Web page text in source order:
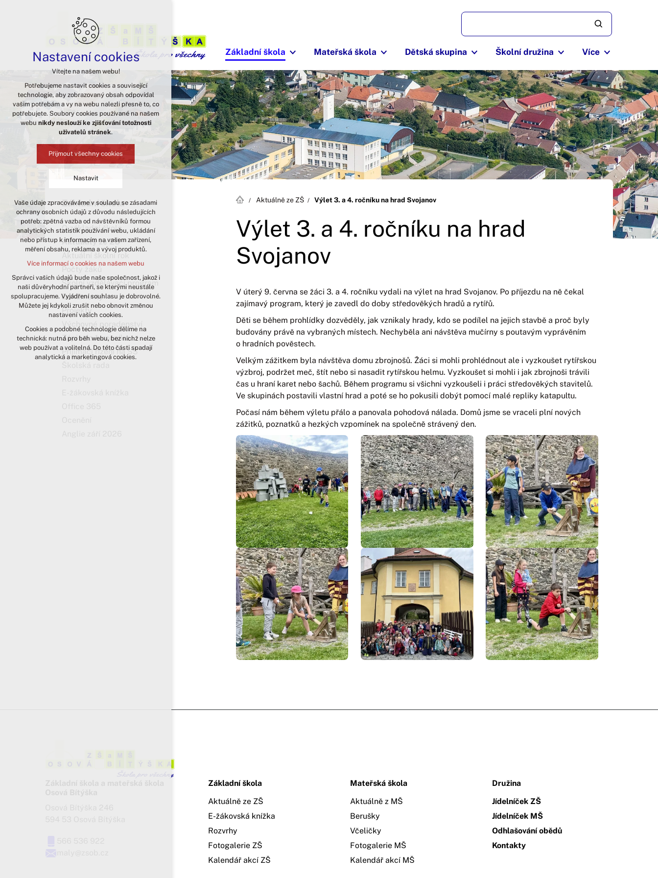
Základní škola Mateřská škola Dětská skupina Školní družina Více
Aktuálně ze ZŠ Výlet 3. a 4. ročníku na hrad Svojanov
Výlet 3. a 4. ročníku na hrad
Svojanov
V úterý 9. června se žáci 3. a 4. ročníku vydali na výlet na hrad Svojanov. Po příjezdu na ně čekal
zajímavý program, který je zavedl do doby středověkých hradů a rytířů.
Děti se během prohlídky dozvěděly, jak vznikaly hrady, kdo se podílel na jejich stavbě a proč byly
budovány právě na vybraných místech. Nechyběla ani návštěva mučírny s poutavým vyprávěním
o hradních pověstech.
Velkým zážitkem byla návštěva domu zbrojnošů. Žáci si mohli prohlédnout ale i vyzkoušet rytířskou
výzbroj, podržet meč, štít nebo si nasadit rytířskou helmu. Vyzkoušet si mohli i jak zbrojnoši trávili
čas u hraní karet nebo šachů. Během programu si všichni vyzkoušeli i práci středověkých stavitelů.
Ve skupinách postavili vlastní hrad a poté se ho pokusili dobýt pomocí malé repliky katapultu.
Počasí nám během výletu přálo a panovala pohodová nálada. Domů jsme se vraceli plní nových
zážitků, poznatků a hezkých vzpomínek na společně strávený den.
Základní škola
O základní škole
Aktuality ze ZŠ
Aktuální školní rok
Školní vzdělávací program
Dokumenty
Projekty
Výchovné poradenství
Zápis do 1. ročníku
Přijímací řízení na SŠ
Základní škola
Aktuálně ze ZŠ
E-žákovská knížka
Rozvrhy
Fotogalerie ZŠ
Kalendář akcí ZŠ
Mateřská škola
Aktuálně z MŠ
Berušky
Včeličky
Fotogalerie MŠ
Kalendář akcí MŠ
Družina
Jídelníček ZŠ
Jídelníček MŠ
Odhlašování obědů
Kontakty
Nastavení cookies
Vítejte na našem webu!
Potřebujeme nastavit cookies a související
technologie, aby zobrazovaný obsah odpovídal
vašim potřebám a vy na webu nalezli přesně to, co
potřebujete. Soubory cookies používané na našem
webu nikdy neslouží ke zjišťování totožnosti
uživatelů stránek.
Přijmout všechny cookies
Nastavit
Technická cookies
nutná pro provozování webu
udržení kontextu stránek (session):
případná přihlášení, volby jazyka, apod.
analytická pro anonymizované
vyhodnocení návštěvnosti
marketingová cookies (Google)
Více informací o cookies na našem webu
Přijmout všechny cookies
Odmítnout vše
Vaše údaje zpracováváme v souladu se zásadami
ochrany osobních údajů z důvodu následujících
potřeb: zpětná vazba od návštěvníků formou
analytických statistik používání webu, ukládání
nebo přístup k informacím na vašem zařízení,
měření obsahu, reklama a vývoj produktů.
Více informací o cookies na našem webu
Správci vašich údajů bude naše společnost, jakož i
naši důvěryhodní partneři, se kterými neustále
spolupracujeme. Vyjádření souhlasu je dobrovolné.
Můžete jej kdykoli zrušit nebo obnovit změnou
nastavení vašich cookies.
Cookies a podobné technologie dělíme na
technická: nutná pro běh webu, bez nichž nelze
web používat a volitelná. Do této části spadají
analytická a marketingová cookies.